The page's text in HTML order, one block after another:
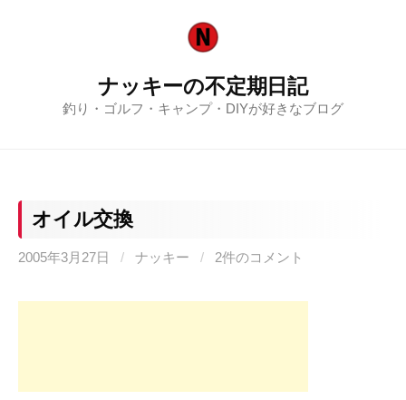
ナッキーの不定期日記
釣り・ゴルフ・キャンプ・DIYが好きなブログ
オイル交換
2005年3月27日 / ナッキー / 2件のコメント